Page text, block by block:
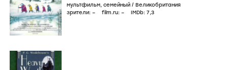
мультфильм, семейный / Великобритания
зрители: – film.ru: – IMDb: 7,3